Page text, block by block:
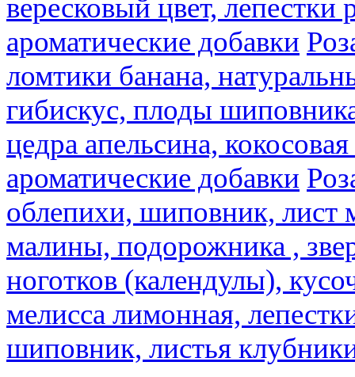
вересковый цвет, лепестки
ароматические добавки
ломтики банана,
гибискус, плоды
цедра апельсина,
ароматические добавки
облепихи, шиповник, лист
малины, подорожника ,
ноготков (календулы),
мелисса лимонная,
шиповник, листья